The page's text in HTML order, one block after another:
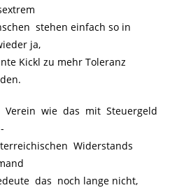
stehen einfach so in
ja,
Kickl zu mehr Toleranz
wie das mit Steuergeld
Widerstands
das noch lange nicht,